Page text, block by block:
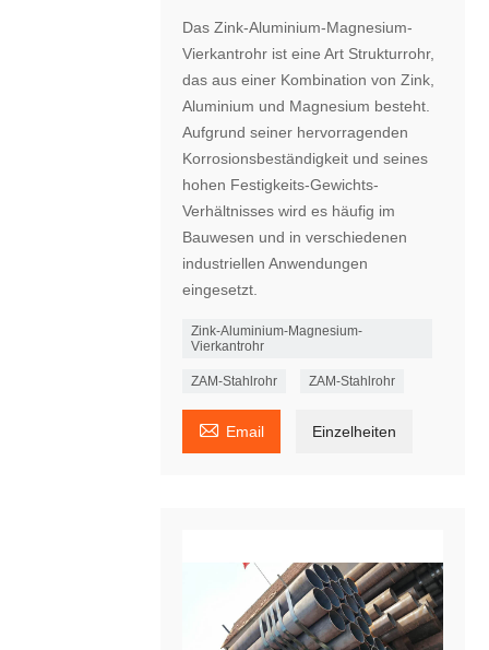
Das Zink-Aluminium-Magnesium-
Vierkantrohr ist eine Art Strukturrohr,
das aus einer Kombination von Zink,
Aluminium und Magnesium besteht.
Aufgrund seiner hervorragenden
Korrosionsbeständigkeit und seines
hohen Festigkeits-Gewichts-
Verhältnisses wird es häufig im
Bauwesen und in verschiedenen
industriellen Anwendungen
eingesetzt.
Zink-Aluminium-Magnesium-
Vierkantrohr
ZAM-Stahlrohr ZAM-Stahlrohr
 Email Einzelheiten